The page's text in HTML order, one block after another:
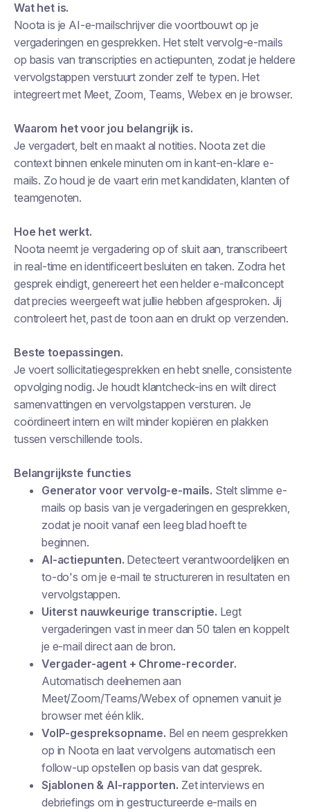
Wat het is.
Noota is je AI-e-mailschrijver die voortbouwt op je
vergaderingen en gesprekken. Het stelt vervolg-e-mails
op basis van transcripties en actiepunten, zodat je heldere
vervolgstappen verstuurt zonder zelf te typen. Het
integreert met Meet, Zoom, Teams, Webex en je browser.
Waarom het voor jou belangrijk is.
Je vergadert, belt en maakt al notities. Noota zet die
context binnen enkele minuten om in kant-en-klare e-
mails. Zo houd je de vaart erin met kandidaten, klanten of
teamgenoten.
Hoe het werkt.
Noota neemt je vergadering op of sluit aan, transcribeert
in real-time en identificeert besluiten en taken. Zodra het
gesprek eindigt, genereert het een helder e-mailconcept
dat precies weergeeft wat jullie hebben afgesproken. Jij
controleert het, past de toon aan en drukt op verzenden.
Beste toepassingen.
Je voert sollicitatiegesprekken en hebt snelle, consistente
opvolging nodig. Je houdt klantcheck-ins en wilt direct
samenvattingen en vervolgstappen versturen. Je
coördineert intern en wilt minder kopiëren en plakken
tussen verschillende tools.
Belangrijkste functies
Generator voor vervolg-e-mails. Stelt slimme e-
mails op basis van je vergaderingen en gesprekken,
zodat je nooit vanaf een leeg blad hoeft te
beginnen.
AI-actiepunten. Detecteert verantwoordelijken en
to-do's om je e-mail te structureren in resultaten en
vervolgstappen.
Uiterst nauwkeurige transcriptie. Legt
vergaderingen vast in meer dan 50 talen en koppelt
je e-mail direct aan de bron.
Vergader-agent + Chrome-recorder.
Automatisch deelnemen aan
Meet/Zoom/Teams/Webex of opnemen vanuit je
browser met één klik.
VoIP-gespreksopname. Bel en neem gesprekken
op in Noota en laat vervolgens automatisch een
follow-up opstellen op basis van dat gesprek.
Sjablonen & AI-rapporten. Zet interviews en
debriefings om in gestructureerde e-mails en